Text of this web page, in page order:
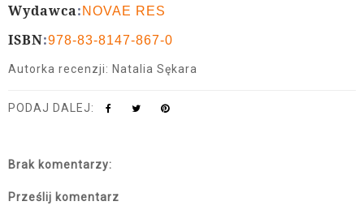
Wydawca: NOVAE RES
ISBN:978-83-8147-867-0
Autorka recenzji: Natalia Sękara
PODAJ DALEJ:
Brak komentarzy:
Prześlij komentarz